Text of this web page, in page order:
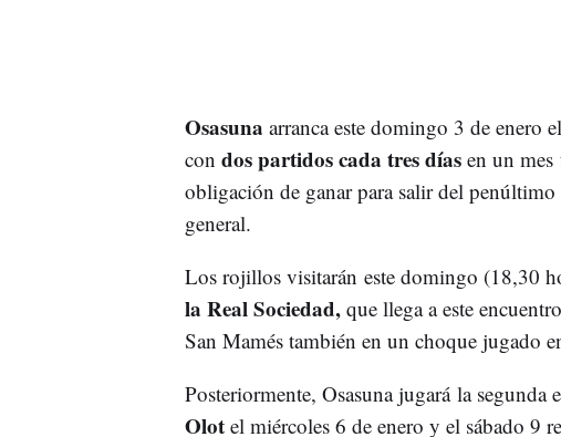
Osasuna arranca este domingo 3 de enero
con dos partidos cada tres días en un mes
obligación de ganar para salir del
general.
Los rojillos visitarán este domingo (18,30
la Real Sociedad,que llega a este
San Mamés también en un choque jugado
Posteriormente, Osasuna jugará la
Olot el miércoles 6 de enero y el sábado 9